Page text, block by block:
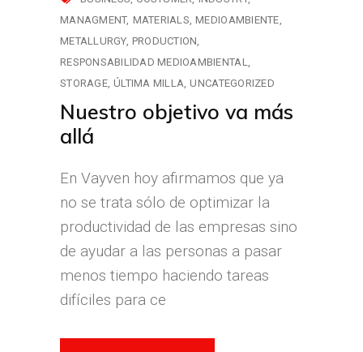
MANAGMENT MATERIALS MEDIOAMBIENTE
METALLURGY PRODUCTION
RESPONSABILIDAD MEDIOAMBIENTAL
STORAGE ÚLTIMA MILLA UNCATEGORIZED
Nuestro objetivo va más
allá
En Vayven hoy afirmamos que ya
no se trata sólo de optimizar la
productividad de las empresas sino
de ayudar a las personas a pasar
menos tiempo haciendo tareas
difíciles para ce